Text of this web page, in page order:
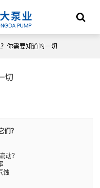
你需要知道的一切
切
们？
动？
蚀